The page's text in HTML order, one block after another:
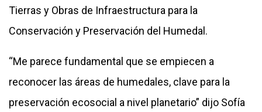
Tierras y Obras de Infraestructura para la
Conservación y Preservación del Humedal.
“Me parece fundamental que se empiecen a
reconocer las áreas de humedales, clave para la
preservación ecosocial a nivel planetario” dijo Sofía